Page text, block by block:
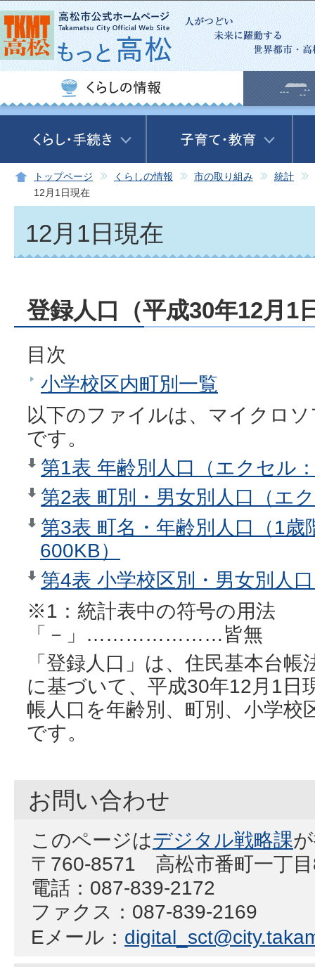
この
トップページ くらしの情報 市の取り組み
統計
12月1日現在
12月1日現在
登録人口（平成30年12月1
目次
小学校区内町別一覧
以下のファイルは、マイクロ
です。
第1表 年齢別人口（エクセル
第2表 町別・男女別人口（エ
第3表 町名・年齢別人口（1
600KB）
第4表 小学校区別・男女別人
※1：統計表中の符号の用法
「－」…………………皆無
「登録人口」は、住民基本台
に基づいて、平成30年12月1日
帳人口を年齢別、町別、小学
です。
お問い合わせ
このページはデジタル戦略課
〒760-8571 高松市番町一丁
電話：087-839-2172
ファクス：087-839-2169
Eメール：